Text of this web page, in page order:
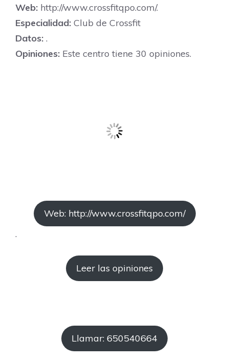
Web: http://www.crossfitqpo.com/.
Especialidad: Club de Crossfit
Datos: .
Opiniones: Este centro tiene 30 opiniones.
Web: http://www.crossfitqpo.com/
.
Leer las opiniones
Llamar: 650540664